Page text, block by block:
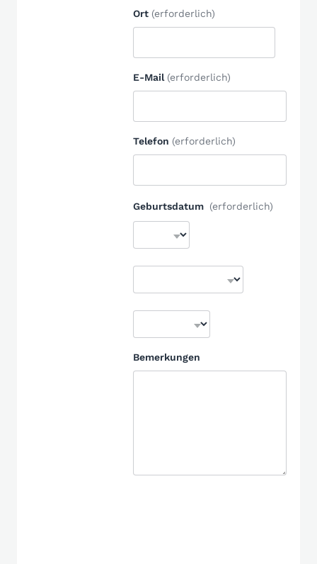
Ort (erforderlich)
E-Mail (erforderlich)
Telefon (erforderlich)
Geburtsdatum (erforderlich)
Bemerkungen